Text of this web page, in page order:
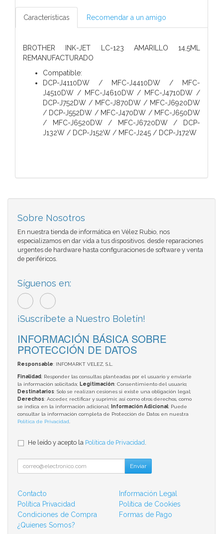
Características Recomendar a un amigo
BROTHER INK-JET LC-123 AMARILLO 14,5ML
REMANUFACTURADO
Compatible:
DCP-J4110DW / MFC-J4410DW / MFC-
J4510DW / MFC-J4610DW / MFC-J4710DW /
DCP-J752DW / MFC-J870DW / MFC-J6920DW
/ DCP-J552DW / MFC-J470DW / MFC-J650DW
/ MFC-J6520DW / MFC-J6720DW / DCP-
J132W / DCP-J152W / MFC-J245 / DCP-J172W
Sobre Nosotros
En nuestra tienda de informática en Vélez Rubio, nos
especializamos en dar vida a tus dispositivos. desde reparaciones
urgentes de hardware hasta configuraciones de software y venta
de periféricos.
Síguenos en:
¡Suscríbete a Nuestro Boletín!
INFORMACIÓN BÁSICA SOBRE
PROTECCIÓN DE DATOS
Responsable: INFOMARKT VELEZ, S.L.
Finalidad: Responder las consultas planteadas por el usuario y enviarle
la información solicitada; Legitimación: Consentimiento del usuario;
Destinatarios: Solo se realizan cesiones si existe una obligación legal;
Derechos: Acceder, rectificar y suprimir, así como otros derechos, como
se indica en la información adicional;
Información Adicional: Puede
consultar la información completa de Protección de Datos en nuestra
Política de Privacidad
He leído y acepto la Política de Privacidad
Enviar
Contacto
Información Legal
Política Privacidad
Política de Cookies
Condiciones de Compra
Formas de Pago
¿Quienes Somos?